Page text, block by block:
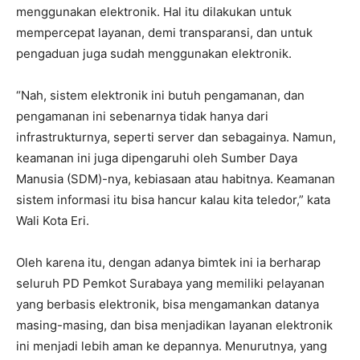
menggunakan elektronik. Hal itu dilakukan untuk
mempercepat layanan, demi transparansi, dan untuk
pengaduan juga sudah menggunakan elektronik.
“Nah, sistem elektronik ini butuh pengamanan, dan
pengamanan ini sebenarnya tidak hanya dari
infrastrukturnya, seperti server dan sebagainya. Namun,
keamanan ini juga dipengaruhi oleh Sumber Daya
Manusia (SDM)-nya, kebiasaan atau habitnya. Keamanan
sistem informasi itu bisa hancur kalau kita teledor,” kata
Wali Kota Eri.
Oleh karena itu, dengan adanya bimtek ini ia berharap
seluruh PD Pemkot Surabaya yang memiliki pelayanan
yang berbasis elektronik, bisa mengamankan datanya
masing-masing, dan bisa menjadikan layanan elektronik
ini menjadi lebih aman ke depannya. Menurutnya, yang